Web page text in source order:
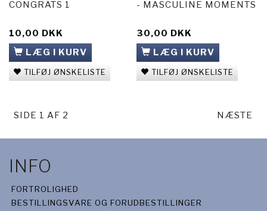
CONGRATS 1
10,00 DKK
LÆG I KURV
TILFØJ ØNSKELISTE
- MASCULINE MOMENTS
30,00 DKK
LÆG I KURV
TILFØJ ØNSKELISTE
SIDE 1 AF 2 NÆSTE
INFO
FORTROLIGHED
BESTILLINGSVARE OG FORUDBESTILLINGER